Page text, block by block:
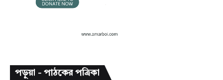
পড়ুয়া - পাঠকের পত্রিকা